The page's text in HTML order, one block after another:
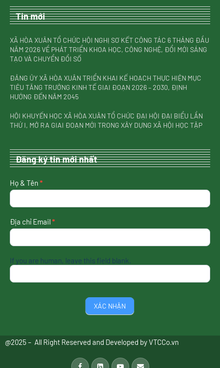
Tin mới
XÃ HÒA XUÂN TỔ CHỨC HỘI NGHỊ SƠ KẾT CÔNG TÁC 6 THÁNG ĐẦU
NĂM 2026 VỀ PHÁT TRIỂN KHOA HỌC, CÔNG NGHỆ, ĐỔI MỚI SÁNG
TẠO VÀ CHUYỂN ĐỔI SỐ
ĐẢNG ỦY XÃ HÒA XUÂN TRIỂN KHAI KẾ HOẠCH THỰC HIỆN MỤC
TIÊU TĂNG TRƯỞNG KINH TẾ GIAI ĐOẠN 2026 – 2030, ĐỊNH
HƯỚNG ĐẾN NĂM 2045
HỘI KHUYẾN HỌC XÃ HÒA XUÂN TỔ CHỨC ĐẠI HỘI ĐẠI BIỂU LẦN
THỨ I, MỞ RA GIAI ĐOẠN MỚI TRONG XÂY DỰNG XÃ HỘI HỌC TẬP
Đăng ký tin mới nhất
nhận
tin
nhất
Họ & Tên *
Địa chỉ Email*
If you are human, leave this field blank.
XÁC NHẬN
@2025 – All Right Reserved and Developed byVTCCo.vn